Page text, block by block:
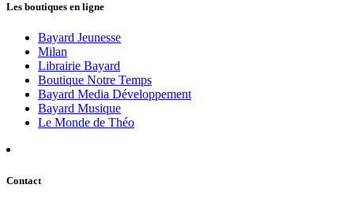
Les boutiques en ligne
Bayard Jeunesse
Milan
Librairie Bayard
Boutique Notre Temps
Bayard Media Développement
Bayard Musique
Le Monde de Théo
Contact